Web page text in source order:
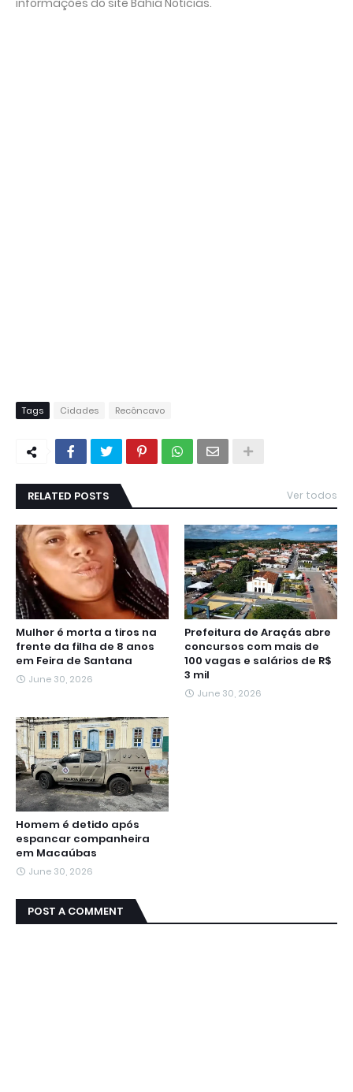
informações do site Bahia Notícias.
Tags Cidades Recôncavo
RELATED POSTS Ver todos
Mulher é morta a tiros na
frente da filha de 8 anos
em Feira de Santana
June 30, 2026
Prefeitura de Araçás abre
concursos com mais de
100 vagas e salários de R$
3 mil
June 30, 2026
Homem é detido após
espancar companheira
em Macaúbas
June 30, 2026
POST A COMMENT